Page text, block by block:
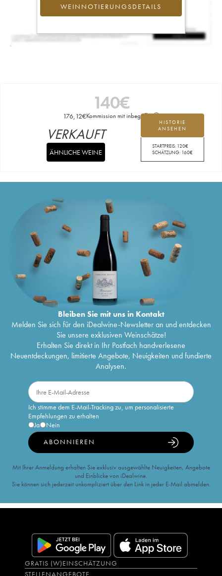
WEINNOTIERUNGSDETAILS
140€
176,12€Kommission mit inbegriffen
HISTORIE
ANSEHEN
STARTPREIS: 120€
SCHÄTZUNG: 160€
VERKAUFT
ÄHNLICHE WEINE
Bleiben Sie mit uns in Kontakt
Melden Sie sich für den iDealwine-Newsletter an und entdecken
Sie unsere exklusiven Weinschätze!
Erhalten Sie direkt in Ihr Postfach handverlesene
Neuentdeckungen, limitierte Angebote, Neuigkeiten und fundierte
Analysen.
Ich stimme dem E-Mail-Tracking zu, um personalisierte
Empfehlungen zu erhalten
Ja
Nein
ABONNIEREN
Mit Ihrer Anmeldung erhalten Sie exklusiv ausgewählte Neuigkeiten, Angebote
und Einblicke von iDealwine.
Sie können sich jederzeit unkompliziert über den Link in jeder E-Mail abmelden.
GRATIS (W)EINSCHÄTZUNG
STELLENANGEBOTE